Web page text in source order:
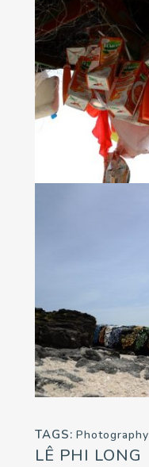
TAGS: Photography
LÊ PHI LONG